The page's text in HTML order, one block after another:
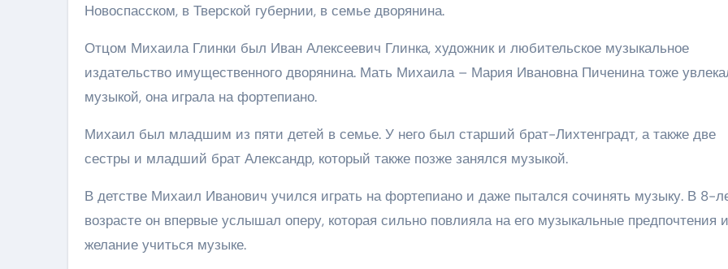
Новоспасском, в Тверской губернии, в семье дворянина.
Отцом Михаила Глинки был Иван Алексеевич Глинка, художник и любительское музыкальное
издательство имущественного дворянина. Мать Михаила – Мария Ивановна Пиченина тоже
музыкой, она играла на фортепиано.
Михаил был младшим из пяти детей в семье. У него был старший брат-Лихтенградт, а также две
сестры и младший брат Александр, который также позже занялся музыкой.
В детстве Михаил Иванович учился играть на фортепиано и даже пытался сочинять музыку. В 8-
возрасте он впервые услышал оперу, которая сильно повлияла на его музыкальные предпочтения и
желание учиться музыке.